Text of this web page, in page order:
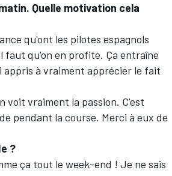
Quelle motivation cela
qu'ont les pilotes espagnols
faut qu'on en profite. Ça entraîne
appris à vraiment apprécier le fait
voit vraiment la passion. C'est
pendant la course. Merci à eux de
?
ça tout le week-end ! Je ne sais